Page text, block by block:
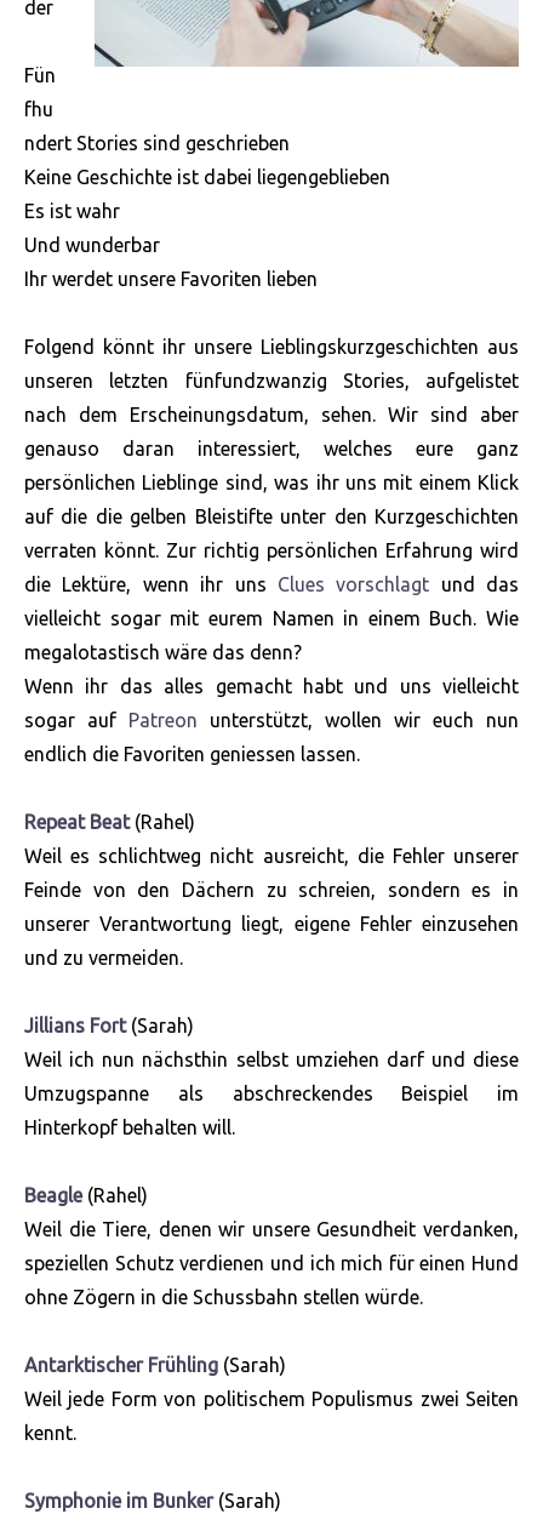
der
Fün
fhu
ndert Stories sind geschrieben
Keine Geschichte ist dabei liegengeblieben
Es ist wahr
Und wunderbar
Ihr werdet unsere Favoriten lieben
Folgend könnt ihr unsere Lieblingskurzgeschichten aus
unseren letzten fünfundzwanzig Stories, aufgelistet
nach dem Erscheinungsdatum, sehen. Wir sind aber
genauso daran interessiert, welches eure ganz
persönlichen Lieblinge sind, was ihr uns mit einem Klick
auf die die gelben Bleistifte unter den Kurzgeschichten
verraten könnt. Zur richtig persönlichen Erfahrung wird
die Lektüre, wenn ihr uns Clues vorschlagt und das
vielleicht sogar mit eurem Namen in einem Buch. Wie
megalotastisch wäre das denn?
Wenn ihr das alles gemacht habt und uns vielleicht
sogar auf Patreon unterstützt, wollen wir euch nun
endlich die Favoriten geniessen lassen.
Repeat Beat (Rahel)
Weil es schlichtweg nicht ausreicht, die Fehler unserer
Feinde von den Dächern zu schreien, sondern es in
unserer Verantwortung liegt, eigene Fehler einzusehen
und zu vermeiden.
Jillians Fort (Sarah)
Weil ich nun nächsthin selbst umziehen darf und diese
Umzugspanne als abschreckendes Beispiel im
Hinterkopf behalten will.
Beagle (Rahel)
Weil die Tiere, denen wir unsere Gesundheit verdanken,
speziellen Schutz verdienen und ich mich für einen Hund
ohne Zögern in die Schussbahn stellen würde.
Antarktischer Frühling (Sarah)
Weil jede Form von politischem Populismus zwei Seiten
kennt.
Symphonie im Bunker(Sarah)